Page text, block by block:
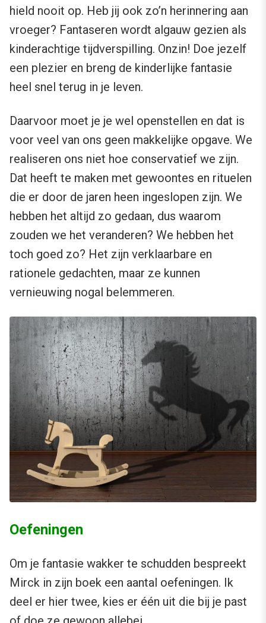
hield nooit op. Heb jij ook zo’n herinnering aan
vroeger? Fantaseren wordt algauw gezien als
kinderachtige tijdverspilling. Onzin! Doe jezelf
een plezier en breng de kinderlijke fantasie
heel snel terug in je leven.
Daarvoor moet je je wel openstellen en dat is
voor veel van ons geen makkelijke opgave. We
realiseren ons niet hoe conservatief we zijn.
Dat heeft te maken met gewoontes en rituelen
die er door de jaren heen ingeslopen zijn. We
hebben het altijd zo gedaan, dus waarom
zouden we het veranderen? We hebben het
toch goed zo? Het zijn verklaarbare en
rationele gedachten, maar ze kunnen
vernieuwing nogal belemmeren.
Oefeningen
Om je fantasie wakker te schudden bespreekt
Mirck in zijn boek een aantal oefeningen. Ik
deel er hier twee, kies er één uit die bij je past